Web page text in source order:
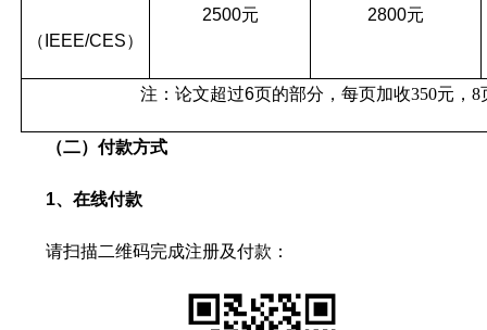
（ IEEE/CES）
2500元 2800元
注：论文超过6页的部分，每页加收350元， 8
（二） 付款方式
1、 在线付款
请扫描二维码完成注册及付款：